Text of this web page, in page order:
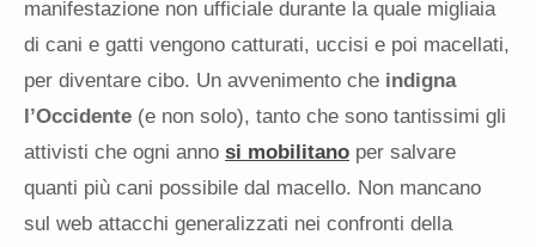
manifestazione non ufficiale durante la quale migliaia
di cani e gatti vengono catturati, uccisi e poi macellati,
per diventare cibo. Un avvenimento che indigna
l’Occidente (e non solo), tanto che sono tantissimi gli
attivisti che ogni anno si mobilitano per salvare
quanti più cani possibile dal macello. Non mancano
sul web attacchi generalizzati nei confronti della